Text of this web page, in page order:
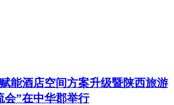
能酒店空间方案升级暨陕西旅游
会”在中华郡举行